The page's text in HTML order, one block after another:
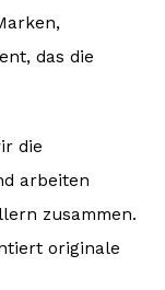
das die
die
arbeiten
zusammen.
originale